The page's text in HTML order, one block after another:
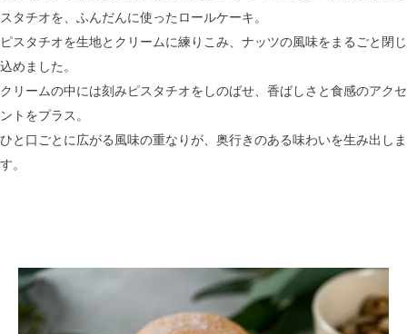
スタチオを、ふんだんに使ったロールケーキ。
ピスタチオを生地とクリームに練りこみ、ナッツの風味をまるごと閉じ
込めました。
クリームの中には刻みピスタチオをしのばせ、香ばしさと食感のアクセ
ントをプラス。
ひと口ごとに広がる風味の重なりが、奥行きのある味わいを生み出しま
す。